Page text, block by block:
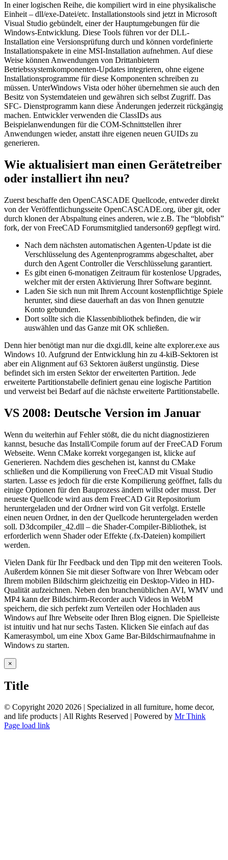
In einer logischen Reihe, die kompiliert wird in eine physikalische
Einheit – dll/exe-Datei/etc. Installationstools sind jetzt in Microsoft
Visual Studio gebündelt, einer der Hauptumgebungen für die
Windows-Entwicklung. Diese Tools führen vor der DLL-
Installation eine Versionsprüfung durch und können vordefinierte
Installationspakete in eine MSI-Installation aufnehmen. Auf diese
Weise können Anwendungen von Drittanbietern
Betriebssystemkomponenten-Updates integrieren, ohne eigene
Installationsprogramme für diese Komponenten schreiben zu
müssen. UnterWindows Vista oder höher übernehmen sie auch den
Besitz von Systemdateien und gewähren sich selbst Zugriff. Das
SFC- Dienstprogramm kann diese Änderungen jederzeit rückgängig
machen. Entwickler verwenden die ClassIDs aus
Beispielanwendungen für die COM-Schnittstellen ihrer
Anwendungen wieder, anstatt ihre eigenen neuen GUIDs zu
generieren.
Wie aktualisiert man einen Gerätetreiber
oder installiert ihn neu?
Zuerst beschaffe den OpenCASCADE Quellcode, entweder direkt
von der Veröffentlichungsseite OpenCASCADE.org, über git, oder
durch klonen der Abspaltung eines anderen, wie z.B. The “blobfish”
fork, der von FreeCAD Forumsmitglied tanderson69 gepflegt wird.
Nach dem nächsten automatischen Agenten-Update ist die
Verschlüsselung des Agentenprogramms abgeschaltet, aber
durch den Agent Controller die Verschlüsselung garantiert.
Es gibt einen 6-monatigen Zeitraum für kostenlose Upgrades,
welcher mit der ersten Aktivierung Ihrer Software beginnt.
Laden Sie sich nun mit Ihrem Account kostenpflichtige Spiele
herunter, sind diese dauerhaft an das von Ihnen genutzte
Konto gebunden.
Dort sollte sich die Klassenbibliothek befinden, die wir
auswählen und das Ganze mit OK schließen.
Denn hier benötigt man nur die dxgi.dll, keine alte explorer.exe aus
Windows 10. Aufgrund der Entwicklung hin zu 4-kiB-Sektoren ist
aber ein Alignment auf 63 Sektoren äußerst ungünstig. Diese
befindet sich im ersten Sektor der erweiterten Partition. Jede
erweiterte Partitionstabelle definiert genau eine logische Partition
und verweist bei Bedarf auf die nächste erweiterte Partitionstabelle.
VS 2008: Deutsche Version im Januar
Wenn du weiterhin auf Fehler stößt, die du nicht diagnostizieren
kannst, besuche das Install/Compile forum auf der FreeCAD Forum
Webseite. Wenn CMake korrekt vorgegangen ist, klicke auf
Generieren. Nachdem dies geschehen ist, kannst du CMake
schließen und die Kompilierung von FreeCAD mit Visual Studio
starten. Lasse es jedoch für die erste Kompilierung geöffnet, falls du
einige Optionen für den Bauprozess ändern willst oder musst. Der
neueste Quellcode wird aus dem FreeCAD Git Repositorium
heruntergeladen und der Ordner wird von Git verfolgt. Erstelle
einen neuen Ordner, in den der Quellcode heruntergeladen werden
soll. D3dcompiler_42.dll – die Shader-Compiler-Bibliothek, ist
erforderlich wenn Shader oder Effekte (.fx-Dateien) kompiliert
werden.
Vielen Dank für Ihr Feedback und den Tipp mit den weiteren Tools.
Außerdem können Sie mit dieser Software von Ihrer Webcam oder
Ihrem mobilen Bildschirm gleichzeitig ein Desktop-Video in HD-
Qualität aufzeichnen. Neben den branchenüblichen AVI, WMV und
MP4 kann der Bildschirm-Recorder auch Videos in WebM
speichern, die sich perfekt zum Verteilen oder Hochladen aus
Windows auf Ihre Webseite oder Ihren Blog eignen. Die Spielleiste
ist intuitiv und hat nur sechs Tasten. Klicken Sie einfach auf das
Kamerasymbol, um eine Xbox Game Bar-Bildschirmaufnahme in
Windows zu starten.
Close
product
view
×
Title
© Copyright 2020 2026 | Specialized in all furniture, home decor,
and life products | All Rights Reserved | Powered by Mr Think
Facebook
Twitter
Instagram
Pinterest
Page load link